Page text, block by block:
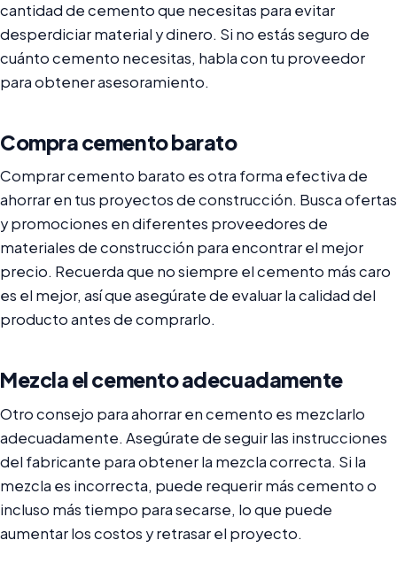
cantidad de cemento que necesitas para evitar
desperdiciar material y dinero. Si no estás seguro de
cuánto cemento necesitas, habla con tu proveedor
para obtener asesoramiento.
Compra cemento barato
Comprar cemento barato es otra forma efectiva de
ahorrar en tus proyectos de construcción. Busca ofertas
y promociones en diferentes proveedores de
materiales de construcción para encontrar el mejor
precio. Recuerda que no siempre el cemento más caro
es el mejor, así que asegúrate de evaluar la calidad del
producto antes de comprarlo.
Mezcla el cemento adecuadamente
Otro consejo para ahorrar en cemento es mezclarlo
adecuadamente. Asegúrate de seguir las instrucciones
del fabricante para obtener la mezcla correcta. Si la
mezcla es incorrecta, puede requerir más cemento o
incluso más tiempo para secarse, lo que puede
aumentar los costos y retrasar el proyecto.